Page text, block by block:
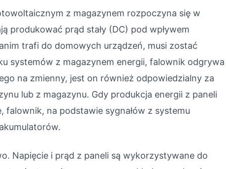
z magazynem rozpoczyna się w
produkować prąd stały (DC) pod wpływem
trafi do domowych urządzeń, musi zostać
systemów z magazynem energii, falownik odgrywa
na zmienny, jest on również odpowiedzialny za
lub z magazynu. Gdy produkcja energii z paneli
na podstawie sygnałów z systemu
Napięcie i prąd z paneli są wykorzystywane do